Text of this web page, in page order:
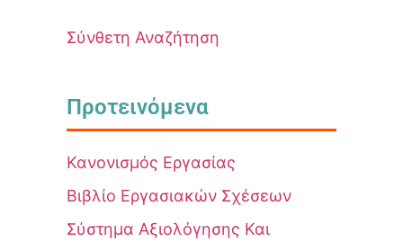
Σύνθετη Αναζήτηση
Προτεινόμενα
Κανονισμός Εργασίας
Βιβλίο Εργασιακών Σχέσεων
Σύστημα Αξιολόγησης Και